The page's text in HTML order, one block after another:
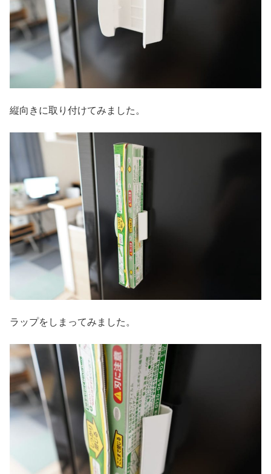
縦向きに取り付けてみました。
ラップをしまってみました。